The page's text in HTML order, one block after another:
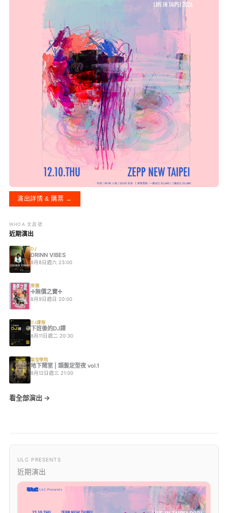
演出詳情 & 購票 →
WHOA 文昌號
近期演出
DJ
DRINN VIBES
8月8日週六 23:00
樂團
✢無價之寶✢
8月9日週日 20:00
DJ課程
下班後的DJ課
8月11日週二 20:30
髮型學院
地下鬧室 | 頭髮定型夜 vol.1
8月12日週三 21:00
看全部演出 →
ULC PRESENTS
近期演出